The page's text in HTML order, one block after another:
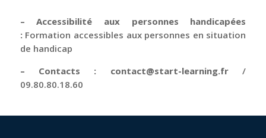
– Accessibilité aux personnes handicapées
: Formation accessibles aux personnes en situation
de handicap
– Contacts : contact@start-learning.fr/
09.80.80.18.60